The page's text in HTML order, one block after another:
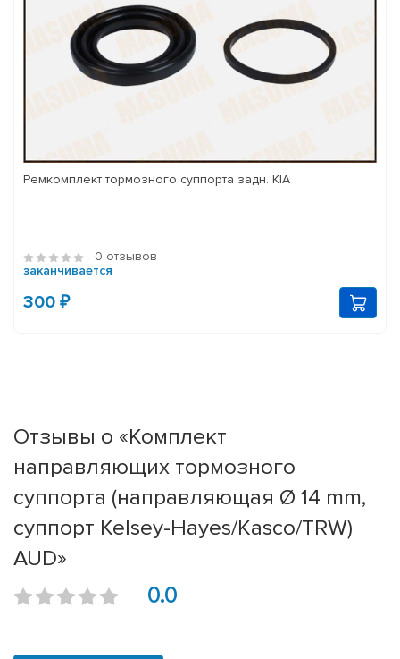
Ремкомплект тормозного суппорта задн. KIA
0 отзывов
заканчивается
300 ₽
Отзывы о «Комплект
направляющих тормозного
суппорта (направляющая Ø 14 mm,
суппорт Kelsey-Hayes/Kasco/TRW)
AUD»
0.0